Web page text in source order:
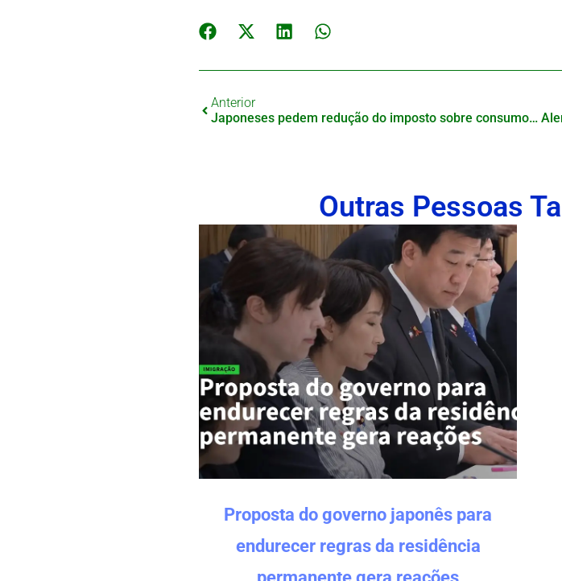
Anterior
Japoneses pedem redução do imposto sobre consumo e criticam alta dos preços
Outras Pessoas
Proposta do governo japonês para
endurecer regras da residência